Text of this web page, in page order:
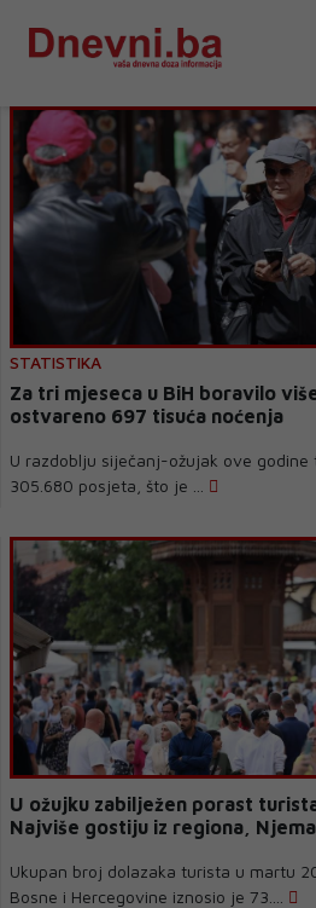
STATISTIKA
Za tri mjeseca u BiH boravilo
ostvareno 697 tisuća noćenja
U razdoblju siječanj-ožujak ove godine
305.680 posjeta, što je ...
U ožujku zabilježen porast
Najviše gostiju iz regiona,
Ukupan broj dolazaka turista u martu
Bosne i Hercegovine iznosio je 73....